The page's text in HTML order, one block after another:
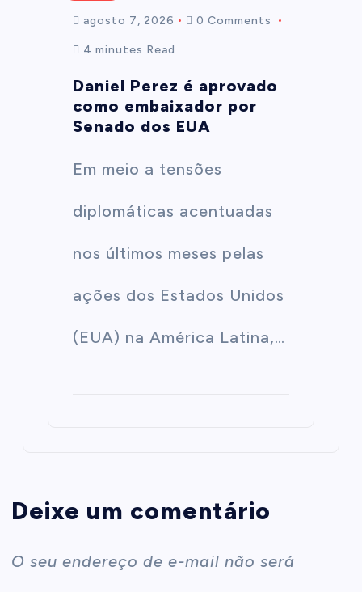
agosto 7, 2026 0 Comments
4 minutes Read
Daniel Perez é aprovado
como embaixador por
Senado dos EUA
Em meio a tensões
diplomáticas acentuadas
nos últimos meses pelas
ações dos Estados Unidos
(EUA) na América Latina,…
Deixe um comentário
O seu endereço de e-mail não será